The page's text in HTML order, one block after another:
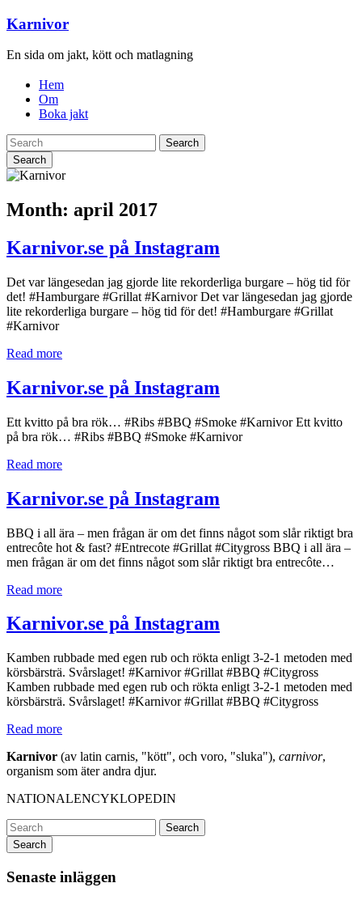
Karnivor
En sida om jakt, kött och matlagning
Hem
Om
Boka jakt
Search
Month: april 2017
Karnivor.se på Instagram
Det var längesedan jag gjorde lite rekorderliga burgare – hög tid för
det! #Hamburgare #Grillat #Karnivor Det var längesedan jag gjorde
lite rekorderliga burgare – hög tid för det! #Hamburgare #Grillat
#Karnivor
Read more
Karnivor.se på Instagram
Ett kvitto på bra rök… #Ribs #BBQ #Smoke #Karnivor Ett kvitto
på bra rök… #Ribs #BBQ #Smoke #Karnivor
Read more
Karnivor.se på Instagram
BBQ i all ära – men frågan är om det finns något som slår riktigt bra
entrecôte hot & fast? #Entrecote #Grillat #Citygross BBQ i all ära –
men frågan är om det finns något som slår riktigt bra entrecôte…
Read more
Karnivor.se på Instagram
Kamben rubbade med egen rub och rökta enligt 3-2-1 metoden med
körsbärsträ. Svårslaget! #Karnivor #Grillat #BBQ #Citygross
Kamben rubbade med egen rub och rökta enligt 3-2-1 metoden med
körsbärsträ. Svårslaget! #Karnivor #Grillat #BBQ #Citygross
Read more
Karnivor (av latin carnis, "kött", och voro, "sluka"), carnivor,
organism som äter andra djur.
NATIONALENCYKLOPEDIN
Search
Senaste inläggen